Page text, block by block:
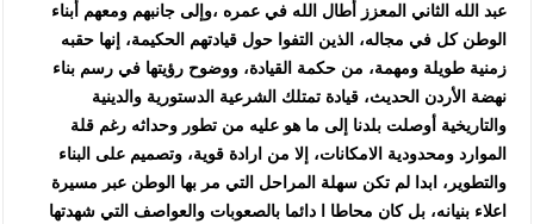
عبد الله الثاني المعزز أطال الله في عمره ،وإلى جانبهم ومعهم أبناء
الوطن كل في مجاله، الذين التفوا حول قيادتهم الحكيمة، إنها حقبه
زمنية طويلة ومهمة، من حكمة القيادة، ووضوح رؤيتها في رسم بناء
نهضة الأردن الحديث، قيادة تمتلك الشرعية الدستورية والدينية
والتاريخية أوصلت بلدنا إلى ما هو عليه من تطور وحداثه رغم قلة
الموارد ومحدودية الامكانات، إلا من ارادة قوية، وتصميم على البناء
والتطوير، ابدا لم تكن سهلة المراحل التي مر بها الوطن عبر مسيرة
اعلاء بنيانه، بل كان محاطا ا دائما بالصعوبات والعواصف التي شهدتها